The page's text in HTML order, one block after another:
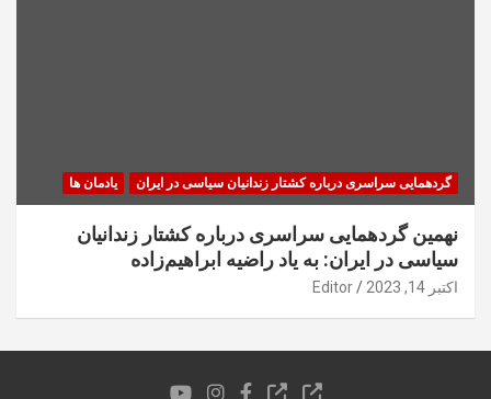
گردهمایی سراسری درباره کشتار زندانیان سیاسی در ایران یادمان ها
نهمین گردهمایی سراسری درباره کشتار زندانیان
سیاسی در ایران: به یاد راضیه ابراهیم‌زاده
اکتبر 14, 2023 Editor